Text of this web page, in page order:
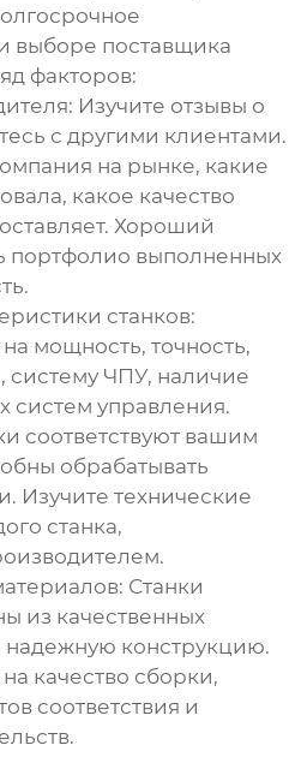
выборе поставщика
факторов:
Изучите отзывы о
с другими клиентами.
на рынке, какие
какое качество
Хороший
портфолио выполненных
станков:
мощность, точность,
систему ЧПУ, наличие
систем управления.
соответствуют вашим
обрабатывать
Изучите технические
станка,
Станки
из качественных
надежную конструкцию.
качество сборки,
соответствия и